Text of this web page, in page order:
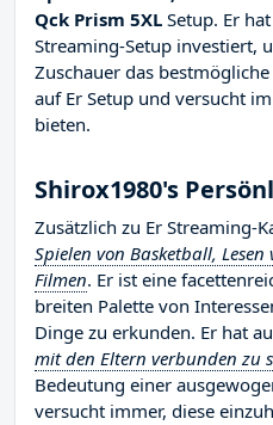
Qck Prism 5XL Setup. Er
Streaming-Setup investiert,
Zuschauer das
auf Er Setup und versucht
bieten.
Shirox1980's
Zusätzlich zu Er Streaming-
Spielen von Basketball,
Filmen. Er ist eine
breiten Palette von
Dinge zu erkunden. Er hat
mit den Eltern verbunden zu
Bedeutung einer
versucht immer, diese